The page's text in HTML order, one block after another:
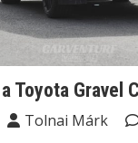
Toyota Gravel
Tolnai Márk